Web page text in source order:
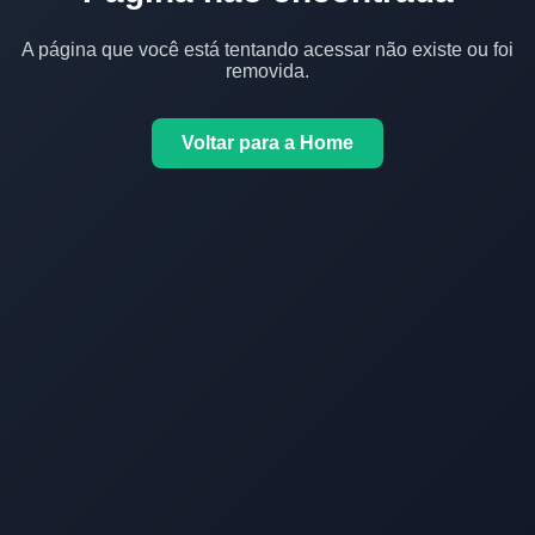
A página que você está tentando acessar não existe ou foi
removida.
Voltar para a Home